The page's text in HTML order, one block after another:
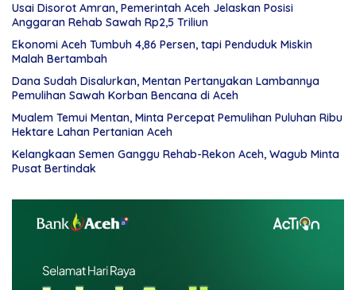
Usai Disorot Amran, Pemerintah Aceh Jelaskan Posisi
Anggaran Rehab Sawah Rp2,5 Triliun
Ekonomi Aceh Tumbuh 4,86 Persen, tapi Penduduk Miskin
Malah Bertambah
Dana Sudah Disalurkan, Mentan Pertanyakan Lambannya
Pemulihan Sawah Korban Bencana di Aceh
Mualem Temui Mentan, Minta Percepat Pemulihan Puluhan Ribu
Hektare Lahan Pertanian Aceh
Kelangkaan Semen Ganggu Rehab-Rekon Aceh, Wagub Minta
Pusat Bertindak